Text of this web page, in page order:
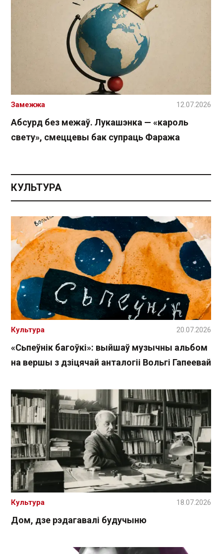
Абсурд без межаў. Лукашэнка — «кароль
свету», смеццевы бак супраць Фаража
Замежжа 12.07.2026
КУЛЬТУРА
«Сьпеўнік багоўкі»: выйшаў музычны альбом
на вершы з дзіцячай анталогіі Вольгі Гапеевай
Культура 20.07.2026
Дом, дзе рэдагавалі будучыню
Культура 18.07.2026